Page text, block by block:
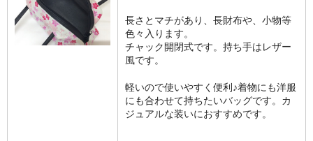
長さとマチがあり、長財布や、小物等
色々入ります。
チャック開閉式です。持ち手はレザー
風です。
軽いので使いやすく便利♪着物にも洋服
にも合わせて持ちたいバッグです。カ
ジュアルな装いにおすすめです。